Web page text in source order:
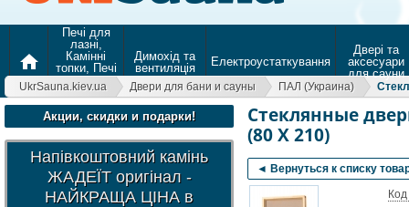
home
Печі для
лазні,
Камінні
топки, Печі
для
опалення
Димохід та
вентиляція
Електроустаткування
Двері та
аксесуари
для сауни
UkrSauna.kiev.ua Двери для бани и сауны ПАЛ (Украина)
Акции, скидки и подарки!
Напівкоштовний камінь
ЖАДЕЇТ оригінал -
НАЙКРАЩА ЦІНА в
Стеклянные
(80 Х 210)
◄ Вернуться к списку